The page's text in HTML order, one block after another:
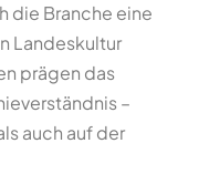
die Branche eine
Landeskultur
prägen das
–
auch auf der